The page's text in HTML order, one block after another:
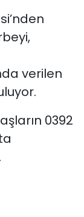
verilen
0392